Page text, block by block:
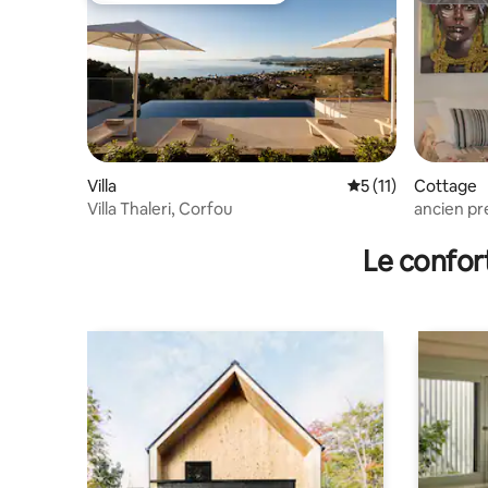
Villa Évaluation
5 (11)
Villa Thaleri, Corfou
Cottage
ancien
Le